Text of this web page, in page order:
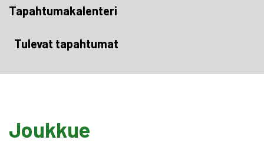
Tapahtumakalenteri
Tulevat tapahtumat
Joukkue